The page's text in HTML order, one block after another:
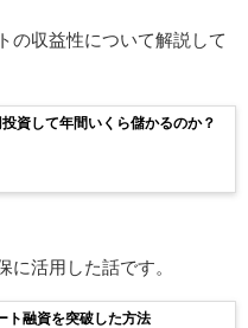
の収益性について解説して
資して年間いくら儲かるのか？
活用した話です。
ト融資を突破した方法